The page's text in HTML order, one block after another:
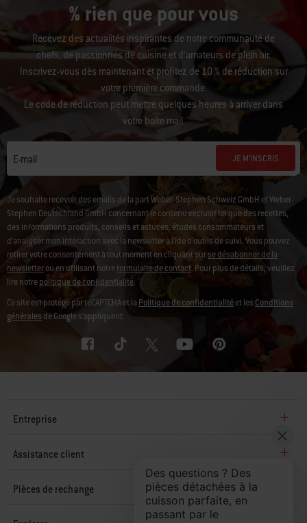
% rien que pour vous
Recevez des actualités inspirantes de notre communauté de
chefs, de passionnés de cuisine et d’amateurs de plein air.
Inscrivez-vous dès maintenant et profitez de 10 % de réduction sur
votre première commande.
Le code de réduction peut mettre quelques heures à arriver dans
votre boîte mail.
E-mail JE M'INSCRIS
Je souhaite recevoir des emails de la part Weber-Stephen Schweiz GmbH et Weber-
Stephen Deutschland GmbH concernant le contenu exclusif tel que des recettes,
des informations produits, conseils et astuces, études consommateurs et
d'analyser mon intéraction avec la newsletter à l'ide d'outils de suivi. Vous pouvez
retirer votre consentement à tout moment en cliquant surse désabonner de la
newsletterou en utilisant notreformulaire de contact. Pour plus de détails, veuillez
lire notrepolitique de confidentialité.
Ce site est protégé par reCAPTCHA et la Politique de confidentialitéet lesConditions
généralesde Google s’appliquent.
Entreprise
Assistance client
Pièces de rechange